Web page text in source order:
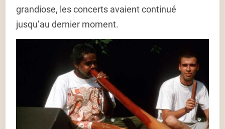
grandiose, les concerts avaient continué
jusqu’au dernier moment.